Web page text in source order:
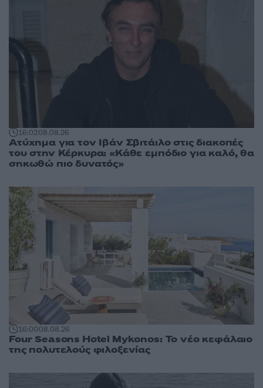
16:0208.08.26
Ατύχημα για τον Ιβάν Σβιτάιλο στις διακοπές
του στην Κέρκυρα: «Κάθε εμπόδιο για καλό, θα
σηκωθώ πιο δυνατός»
16:0008.08.26
Four Seasons Hotel Mykonos: Το νέο κεφάλαιο
της πολυτελούς φιλοξενίας